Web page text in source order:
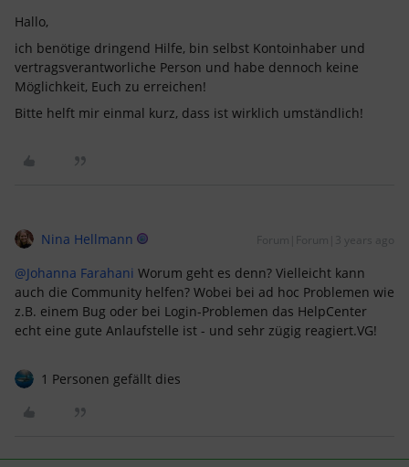
Hallo,
ich benötige dringend Hilfe, bin selbst Kontoinhaber und
vertragsverantworliche Person und habe dennoch keine
Möglichkeit, Euch zu erreichen!
Bitte helft mir einmal kurz, dass ist wirklich umständlich!
Nina Hellmann Forum|Forum|3 years ago
@Johanna Farahani Worum geht es denn? Vielleicht kann
auch die Community helfen? Wobei bei ad hoc Problemen wie
z.B. einem Bug oder bei Login-Problemen das HelpCenter
echt eine gute Anlaufstelle ist - und sehr zügig reagiert.VG!
1 Personen gefällt dies